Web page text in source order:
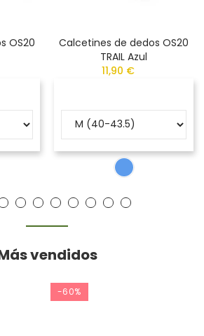
OS20
Calcetines de dedos OS20
TRAIL Azul
11,90 €
vendidos
-60%